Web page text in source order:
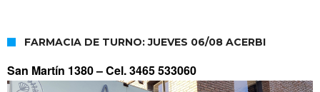
FARMACIA DE TURNO: JUEVES 06/08 ACERBI
San Martín 1380 –Cel. 3465 533060